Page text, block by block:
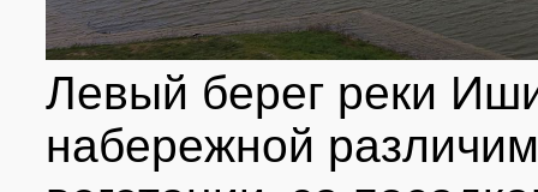
Левый берег реки
набережной